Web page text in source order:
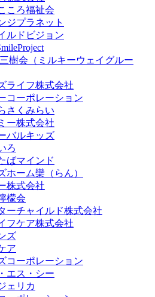
ころ福祉会
ジプラネット
ルドビジョン
樹会（ミルキーウェイグルー
ライフ株式会社
コーポレーション
さくみらい
ー株式会社
バルキッズ
ろ
ばマインド
ホーム欒（らん）
株式会社
檬会
ーチャイルド株式会社
フケア株式会社
ズ
ア
コーポレーション
エス・シー
ェリカ